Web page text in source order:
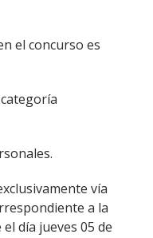
el concurso es
vía
a la
día jueves 05 de